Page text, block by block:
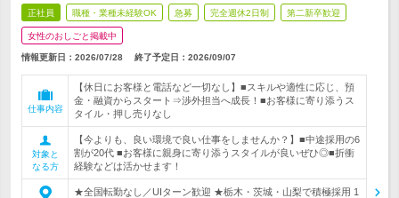
正社員 職種・業種未経験OK 急募 完全週休2日制 第二新卒歓迎
女性のおしごと掲載中
情報更新日：2026/07/28 終了予定日： 2026/09/07
仕事内容
【休日にお客様と電話など一切なし】■スキルや適性に応じ、預
金・融資からスタート⇒渉外担当へ成長！■お客様に寄り添うス
タイル・押し売りなし
対象と
なる方
【今よりも、良い環境で良い仕事をしませんか？】■中途採用の6
割が20代 ■お客様に親身に寄り添うスタイルが良いぜひ◎■折衝
経験などは活かせます！
★全国転勤なし／UIターン歓迎 ★栃木・茨城・山梨で積極採用 1